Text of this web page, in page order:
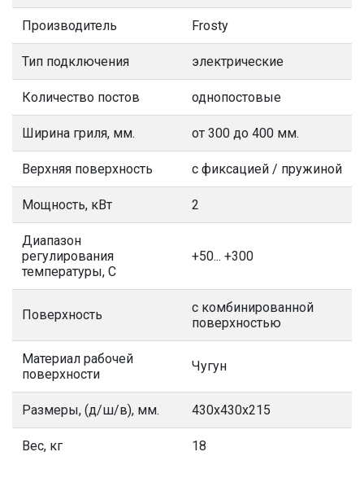
Производитель Frosty
Тип подключения электрические
Количество постов однопостовые
Ширина гриля, мм. от 300 до 400 мм.
Верхняя поверхность с фиксацией / пружиной
Мощность, кВт 2
Диапазон
регулирования
температуры, С
+50... +300
Поверхность
с комбинированной
поверхностью
Материал рабочей
поверхности
Чугун
Размеры, (д/ш/в), мм. 430х430х215
Вес, кг 18